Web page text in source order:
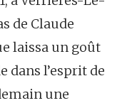
de Claude
laissa un goût
dans l’esprit de
une